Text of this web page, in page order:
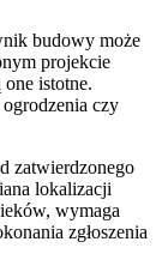
budowy może
projekcie
istotne.
czy
zatwierdzonego
lokalizacji
wymaga
zgłoszenia